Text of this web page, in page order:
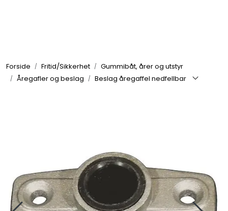
Forside Fritid/Sikkerhet
Gummibåt, årer og utstyr
Åregafler og beslag
Beslag åregaffel nedfellbar
Elektrisk
Motor/Styring